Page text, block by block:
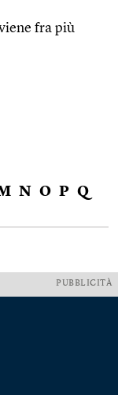
fra più
N O P Q
PUBBLICITÀ